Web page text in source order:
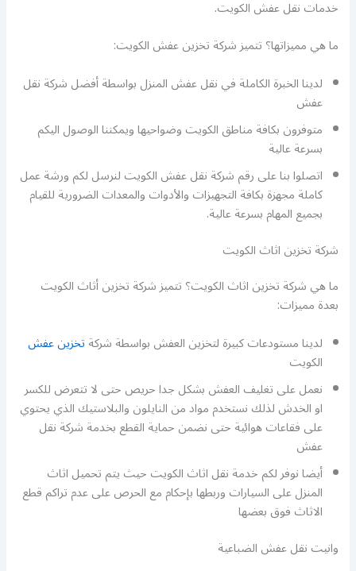
خدمات نقل عفش الكويت.
ما هي مميزاتها؟ تتميز شركة تخزين عفش الكويت:
لدينا الخبرة الكاملة في نقل عفش المنزل بواسطة أفضل شركة نقل
عفش
متوفرون بكافة مناطق الكويت وضواحيها ويمكننا الوصول اليكم
بسرعة عالية
اتصلوا بنا على رقم شركة نقل عفش الكويت لنرسل لكم ورشة عمل
كاملة مجهزة بكافة التجهيزات والأدوات والمعدات الضرورية للقيام
بجميع المهام بسرعة عالية.
شركة تخزين اثاث الكويت
ما هي شركة تخزين اثاث الكويت؟ تتميز شركة تخزين أثاث الكويت
بعدة مميزات:
لدينا مستودعات كبيرة لتخزين العفش بواسطة شركةتخزين عفش
الكويت
نعمل على تغليف العفش بشكل جدا حريص حتى لا تتعرض للكسر
او الخدش لذلك نستخدم مواد من النايلون والبلاستيك الذي يحتوي
على فقاعات هوائية حتى نضمن حماية القطع بخدمة شركة نقل
عفش
أيضا نوفر لكم خدمة نقل اثاث الكويت حيث يتم تحميل اثاث
المنزل على السيارات وربطها بإحكام مع الحرص على عدم تراكم قطع
الاثاث فوق بعضها
وانيت نقل عفش الضباعية